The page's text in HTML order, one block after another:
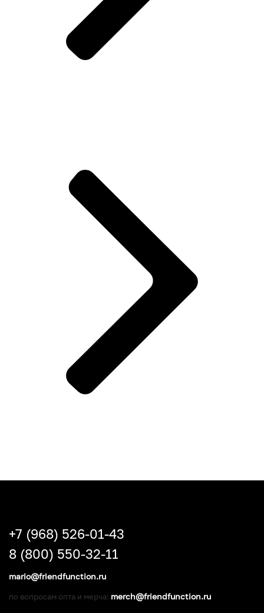
+7 (968) 526-01-43
8 (800) 550-32-11
mario@friendfunction.ru
по вопросам опта и мерча: merch@friendfunction.ru